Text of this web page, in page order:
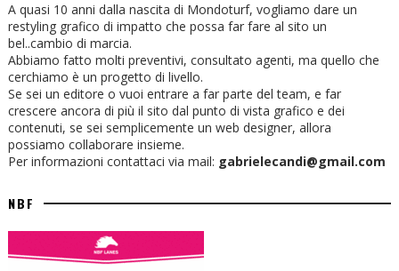
A quasi 10 anni dalla nascita di Mondoturf, vogliamo dare un
restyling grafico di impatto che possa far fare al sito un
bel..cambio di marcia.
Abbiamo fatto molti preventivi, consultato agenti, ma quello che
cerchiamo è un progetto di livello.
Se sei un editore o vuoi entrare a far parte del team, e far
crescere ancora di più il sito dal punto di vista grafico e dei
contenuti, se sei semplicemente un web designer, allora
possiamo collaborare insieme.
Per informazioni contattaci via mail: gabrielecandi@gmail.com
NBF